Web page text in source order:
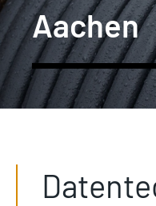
Aachen